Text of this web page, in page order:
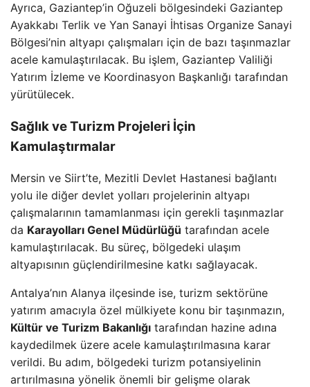
Ayrıca, Gaziantep’in Oğuzeli bölgesindeki Gaziantep
Ayakkabı Terlik ve Yan Sanayi İhtisas Organize Sanayi
Bölgesi’nin altyapı çalışmaları için de bazı taşınmazlar
acele kamulaştırılacak. Bu işlem, Gaziantep Valiliği
Yatırım İzleme ve Koordinasyon Başkanlığı tarafından
yürütülecek.
Sağlık ve Turizm Projeleri İçin
Kamulaştırmalar
Mersin ve Siirt’te, Mezitli Devlet Hastanesi bağlantı
yolu ile diğer devlet yolları projelerinin altyapı
çalışmalarının tamamlanması için gerekli taşınmazlar
da Karayolları Genel Müdürlüğü tarafından acele
kamulaştırılacak. Bu süreç, bölgedeki ulaşım
altyapısının güçlendirilmesine katkı sağlayacak.
Antalya’nın Alanya ilçesinde ise, turizm sektörüne
yatırım amacıyla özel mülkiyete konu bir taşınmazın,
Kültür ve Turizm Bakanlığı tarafından hazine adına
kaydedilmek üzere acele kamulaştırılmasına karar
verildi. Bu adım, bölgedeki turizm potansiyelinin
artırılmasına yönelik önemli bir gelişme olarak